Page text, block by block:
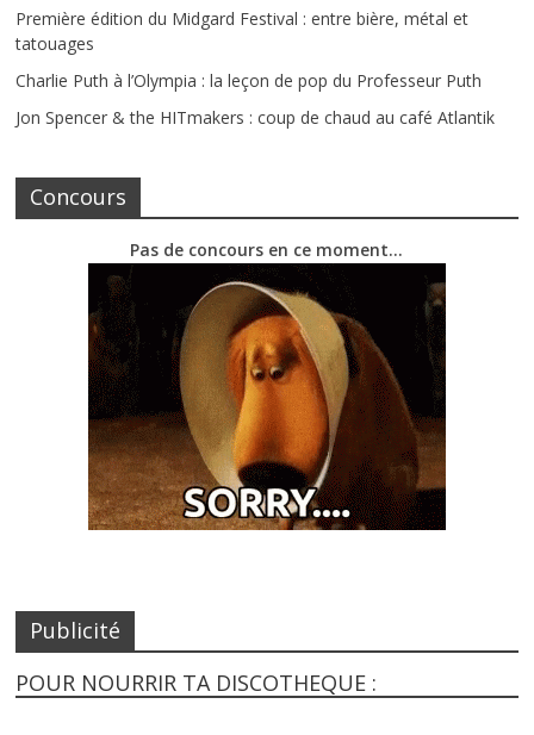
Première édition du Midgard Festival : entre bière, métal et
tatouages
Charlie Puth à l’Olympia : la leçon de pop du Professeur Puth
Jon Spencer & the HITmakers : coup de chaud au café Atlantik
Concours
Pas de concours en ce moment…
Publicité
POUR NOURRIR TA DISCOTHEQUE :